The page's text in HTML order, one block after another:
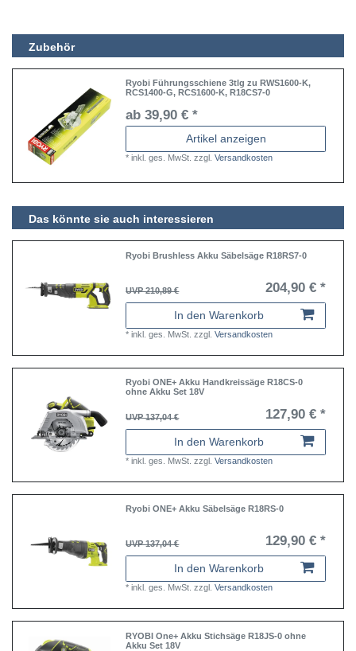
Zubehör
Ryobi Führungsschiene 3tlg zu RWS1600-K,
RCS1400-G, RCS1600-K, R18CS7-0
ab 39,90 € *
Artikel anzeigen
*inkl. ges. MwSt. zzgl.Versandkosten
Das könnte sie auch interessieren
Ryobi Brushless Akku Säbelsäge R18RS7-0
UVP 210,89 € 204,90 € *
In den Warenkorb
*inkl. ges. MwSt. zzgl.Versandkosten
Ryobi ONE+ Akku Handkreissäge R18CS-0
ohne Akku Set 18V
UVP 137,04 € 127,90 € *
In den Warenkorb
*inkl. ges. MwSt. zzgl.Versandkosten
Ryobi ONE+ Akku Säbelsäge R18RS-0
UVP 137,04 € 129,90 € *
In den Warenkorb
*inkl. ges. MwSt. zzgl.Versandkosten
RYOBI One+ Akku Stichsäge R18JS-0 ohne
Akku Set 18V